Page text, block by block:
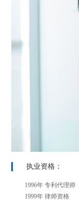
执业资格：
1996年 专利代理师
1999年 律师资格